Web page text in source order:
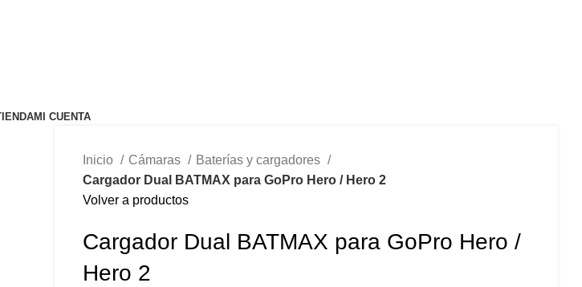
MI CUENTA
Inicio Cámaras
Baterías y cargadores
Cargador Dual BATMAX para GoPro Hero / Hero 2
Volver a productos
Cargador Dual BATMAX para GoPro Hero /
Hero 2